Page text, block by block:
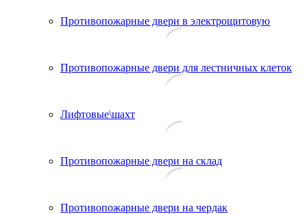
Противопожарные двери в электрощитовую
Противопожарные двери для лестничных клеток
Лифтовые\шахт
Противопожарные двери на склад
Противопожарные двери на чердак